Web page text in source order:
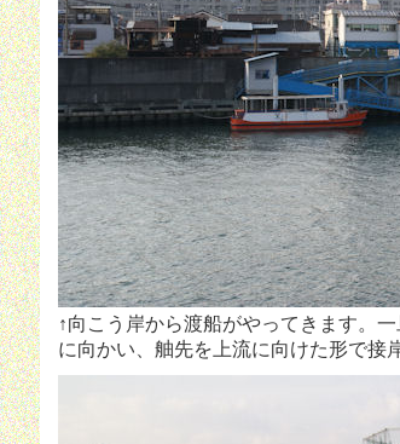
↑向こう岸から渡船がやってきます。
に向かい、舳先を上流に向けた形で接